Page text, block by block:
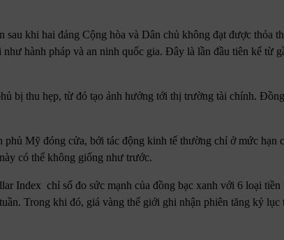
khi hai đảng Cộng hòa và Dân chủ không đạt được thỏa
hành pháp và an ninh quốc gia. Đây là lần đầu tiên kể từ
bị thu hẹp, từ đó tạo ảnh hưởng tới thị trường tài chính.
Mỹ đóng cửa, bởi tác động kinh tế thường chỉ ở mức hạn
có thể không giống như trước.
Index chỉ số đo sức mạnh của đồng bạc xanh với 6 loại tiền
Trong khi đó, giá vàng thế giới ghi nhận phiên tăng kỷ lục